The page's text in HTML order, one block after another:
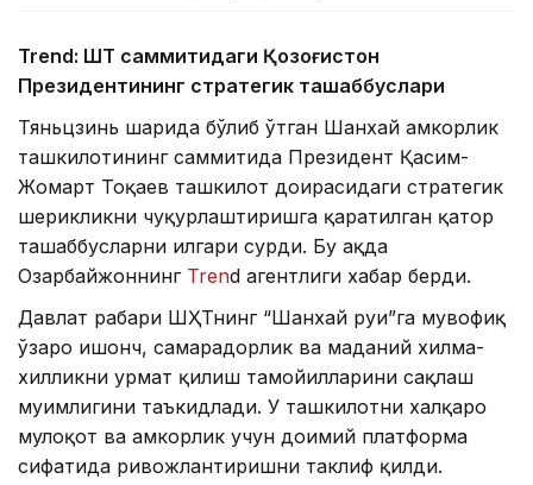
Trend: ШҲТ саммитидаги Қозоғистон
Президентининг стратегик ташаббуслари
Тяньцзинь шаҳрида бўлиб ўтган Шанхай ҳамкорлик
ташкилотининг саммитида Президент Қасим-
Жомарт Тоқаев ташкилот доирасидаги стратегик
шерикликни чуқурлаштиришга қаратилган қатор
ташаббусларни илгари сурди. Бу ҳақда
Озарбайжоннинг Trend агентлиги хабар берди.
Давлат раҳбари ШҲТнинг “Шанхай руҳи”га мувофиқ
ўзаро ишонч, самарадорлик ва маданий хилма-
хилликни ҳурмат қилиш тамойилларини сақлаш
муҳимлигини таъкидлади. У ташкилотни халқаро
мулоқот ва ҳамкорлик учун доимий платформа
сифатида ривожлантиришни таклиф қилди.